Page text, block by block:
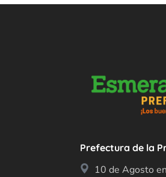
Prefectura de la
10 de Agosto